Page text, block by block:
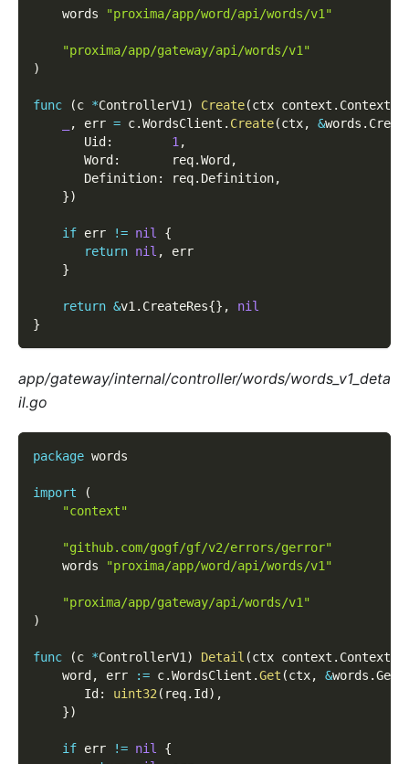
    words
"proxima/app/word/api/words/v1"
"proxima/app/gateway/api/words/v1"
)
func (c *ControllerV1 ) Create(ctx context . Context
, err = c.WordsClient . Create(ctx, &words .
       Uid
: 1 ,
       Word
:
       req
.Word ,
       Definition
: req. Definition,
})
if err != nil
{
return nil ,
err
}
return &v1 . CreateRes{} ,
nil
}
app/gateway/internal/controller/words/words_v1_deta
il.go
package words
import
(
"context"
"github.com/gogf/gf/v2/errors/gerror"
    words
"proxima/app/word/api/words/v1"
"proxima/app/gateway/api/words/v1"
)
func (c *ControllerV1 ) Detail (ctx context . Context
    word
, err := c.WordsClient .Get (ctx, &words .
       Id
: uint32 ( req. Id ) ,
})
if err != nil
{